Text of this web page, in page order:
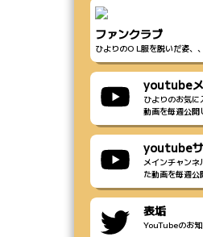
ファンクラブ
ひよりのO L服を脱いだ姿、
youtubeメ
ひよりのお気
動画を毎週公
youtubeサ
メインチャン
た動画を毎週
表垢
YouTubeのお